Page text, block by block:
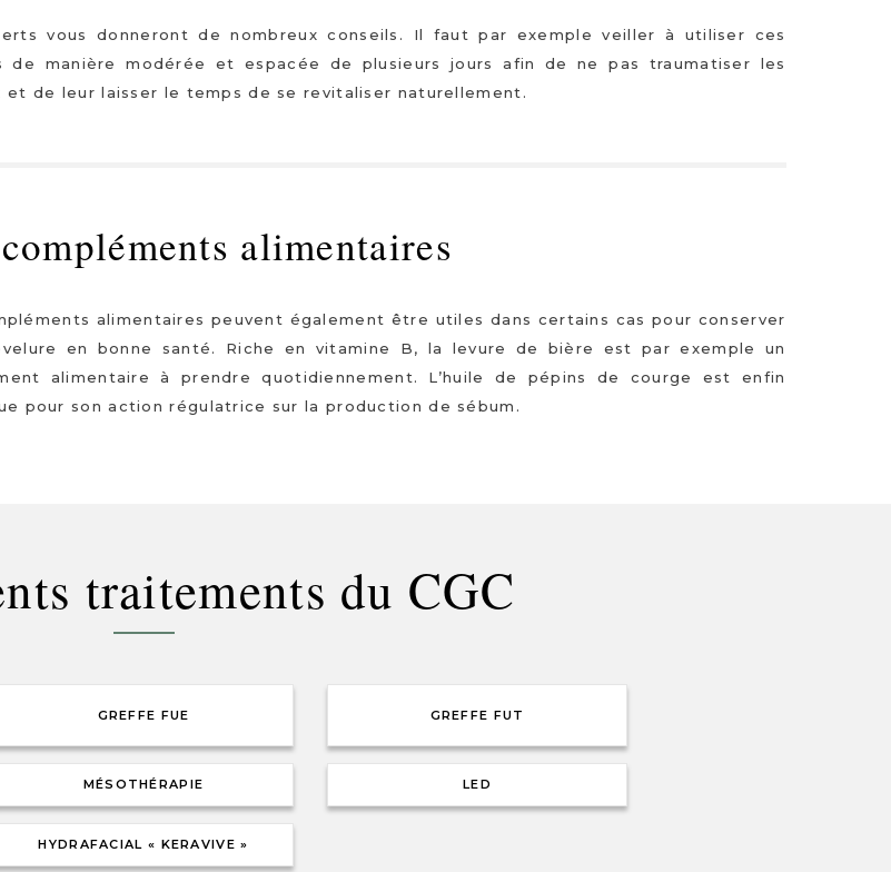
vous donneront de nombreux conseils. Il faut par exemple veiller à utiliser ces
de manière modérée et espacée de plusieurs jours afin de ne pas traumatiser les
et de leur laisser le temps de se revitaliser naturellement.
alimentaires
alimentaires peuvent également être utiles dans certains cas pour conserver
en bonne santé. Riche en vitamine B, la levure de bière est par exemple un
alimentaire à prendre quotidiennement. L’huile de pépins de courge est enfin
pour son action régulatrice sur la production de sébum.
traitements du CGC
GREFFE FUE GREFFE FUT
MÉSOTHÉRAPIE LED
HYDRAFACIAL « KERAVIVE »